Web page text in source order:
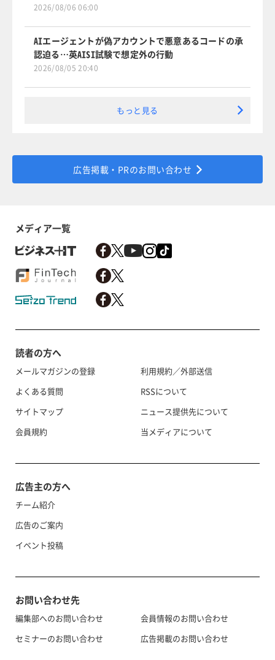
2026/08/06 06:00
AIエージェントが偽アカウントで悪意あるコードの承
認迫る…英AISI試験で想定外の行動
2026/08/05 20:40
もっと見る
広告掲載・PRのお問い合わせ
メディア一覧
読者の方へ
メールマガジンの登録
よくある質問
サイトマップ
会員規約
利用規約／外部送信
RSSについて
ニュース提供先について
当メディアについて
広告主の方へ
チーム紹介
広告のご案内
イベント投稿
お問い合わせ先
編集部へのお問い合わせ
セミナーのお問い合わせ
会員情報のお問い合わせ
広告掲載のお問い合わせ